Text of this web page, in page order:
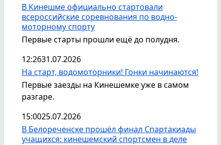
В Кинешме официально стартовали
всероссийские соревнования по водно-
моторному спорту
Первые старты прошли ещё до полудня.
12:2631.07.2026
На старт, водомоторники! Гонки начинаются!
Первые заезды на Кинешемке уже в самом
разгаре.
15:0025.07.2026
В Белореченске прошёл финал Спартакиады
учащихся: кинешемский спортсмен в деле